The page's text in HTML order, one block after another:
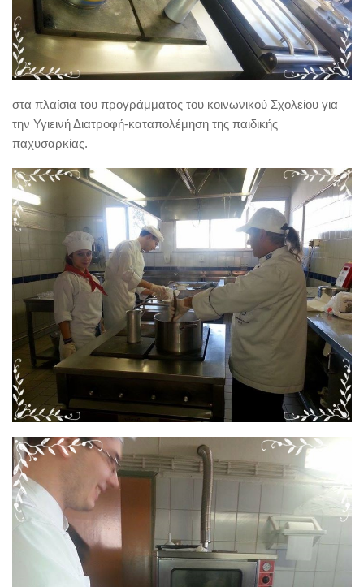
στα πλαίσια του προγράμματος του κοινωνικού Σχολείου για
την Υγιεινή Διατροφή-καταπολέμηση της παιδικής
παχυσαρκίας.